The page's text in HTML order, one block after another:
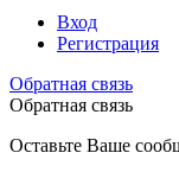
Вход
Регистрация
Обратная связь
Обратная связь
Оставьте Ваше